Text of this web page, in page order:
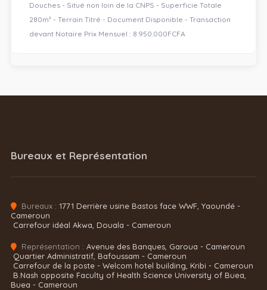
Douches - Situé non loin de la CNPS - Superficie Totale
280m² - Terrain Titré - Document Disponible - Transaction
devant Notaire Prix Mensuel : 8.950.000FCFA
Bureaux et Représentation
Bureaux : 1771 Derrière usine Bastos face WWF, Yaoundé -
Cameroun
Carrefour idéal Akwa, Douala - Cameroun
Représentation : Avenue des Banques, Garoua - Cameroun
Quartier Administratif, Bafoussam - Cameroun
Carrefour de la poste - Welcom hotel building, Kribi - Cameroun
B.Nash opposite Faculty of Health Science University of Buea,
Buea - Cameroun